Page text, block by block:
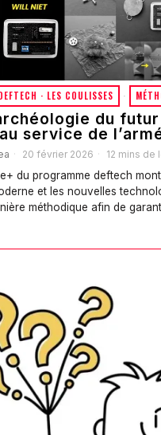
· LES COULISSES ·
du
service de
20 février 2026 12 mins de
du programme deftech
et les nouvelles
méthodique afin de